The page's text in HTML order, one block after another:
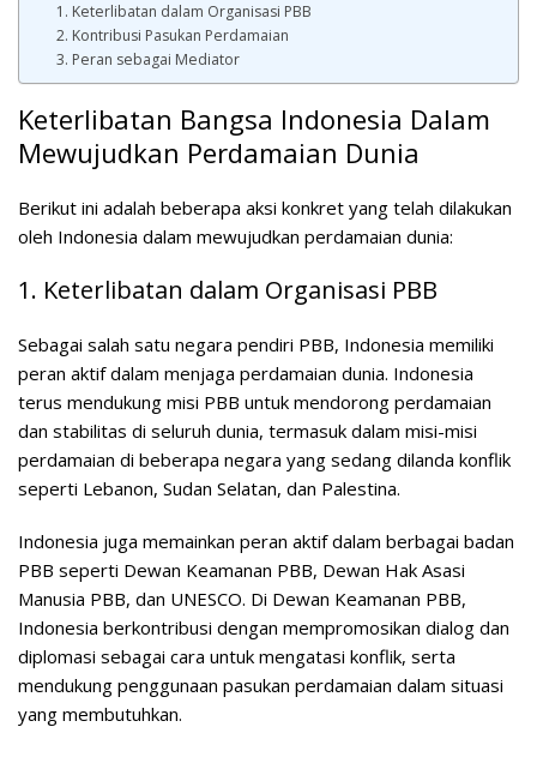
1. Keterlibatan dalam Organisasi PBB
2. Kontribusi Pasukan Perdamaian
3. Peran sebagai Mediator
Keterlibatan Bangsa Indonesia Dalam
Mewujudkan Perdamaian Dunia
Berikut ini adalah beberapa aksi konkret yang telah dilakukan
oleh Indonesia dalam mewujudkan perdamaian dunia:
1. Keterlibatan dalam Organisasi PBB
Sebagai salah satu negara pendiri PBB, Indonesia memiliki
peran aktif dalam menjaga perdamaian dunia. Indonesia
terus mendukung misi PBB untuk mendorong perdamaian
dan stabilitas di seluruh dunia, termasuk dalam misi-misi
perdamaian di beberapa negara yang sedang dilanda konflik
seperti Lebanon, Sudan Selatan, dan Palestina.
Indonesia juga memainkan peran aktif dalam berbagai badan
PBB seperti Dewan Keamanan PBB, Dewan Hak Asasi
Manusia PBB, dan UNESCO. Di Dewan Keamanan PBB,
Indonesia berkontribusi dengan mempromosikan dialog dan
diplomasi sebagai cara untuk mengatasi konflik, serta
mendukung penggunaan pasukan perdamaian dalam situasi
yang membutuhkan.